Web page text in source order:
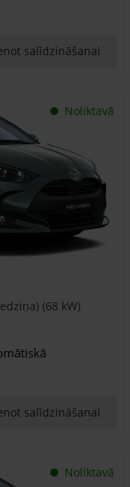
salīdzināšanai
Noliktavā
(68 kW)
salīdzināšanai
Noliktavā